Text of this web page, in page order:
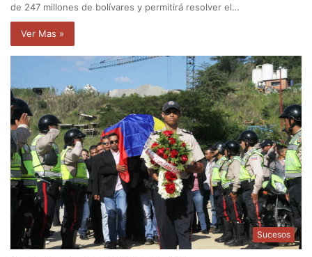
de 247 millones de bolívares y permitirá resolver el…
Ver Mas »
Sucesos